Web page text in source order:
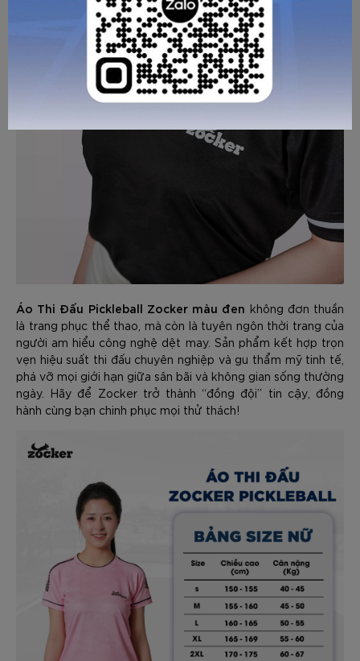
Áo Thi Đấu Pickleball Zocker màu đen không đơn thuần
là trang phục thể thao, mà còn là tuyên ngôn thời trang của
người am hiểu công nghệ dệt may. Sản phẩm kết hợp trọn
vẹn hiệu suất thi đấu chuyên nghiệp và gu thẩm mỹ tinh tế,
phá vỡ mọi giới hạn giữa sân bãi và không gian sống thường
ngày. Hãy để Zocker trở thành “đồng đội” tin cậy, đồng
hành cùng bạn chinh phục mọi thử thách!
GỬI TƯ VẤN